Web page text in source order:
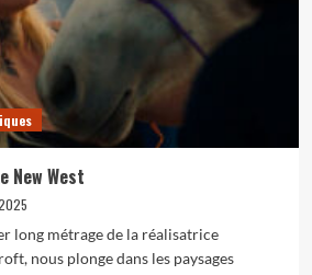
New West
long métrage de la réalisatrice
nous plonge dans les paysages